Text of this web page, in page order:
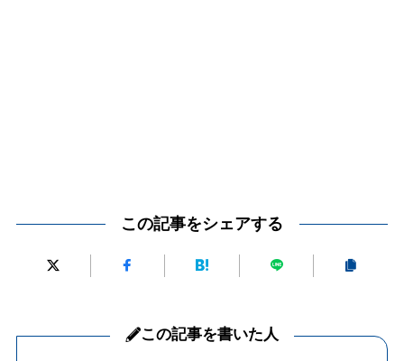
この記事をシェアする
この記事を書いた人